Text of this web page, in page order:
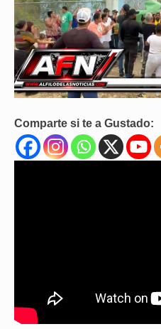
Comparte si te a Gustado: